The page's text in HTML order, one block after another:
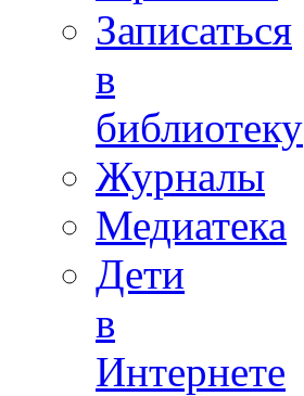
Записаться
в
библиотеку
Журналы
Медиатека
Дети
в
Интернете